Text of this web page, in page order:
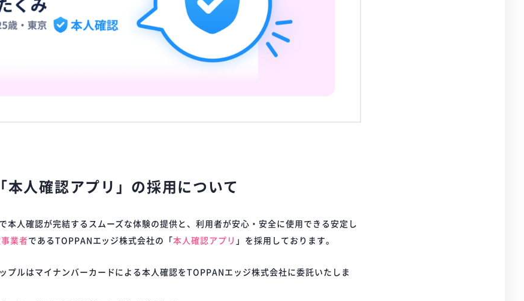
本人確認アプリ」の採用について
本人確認が完結するスムーズな体験の提供と、利用者が安心・安全に使用できる安定し
事業者であるTOPPANエッジ株式会社の「本人確認アプリ 」を採用しております。
プルはマイナンバーカードによる本人確認をTOPPANエッジ株式会社に委託いたしま